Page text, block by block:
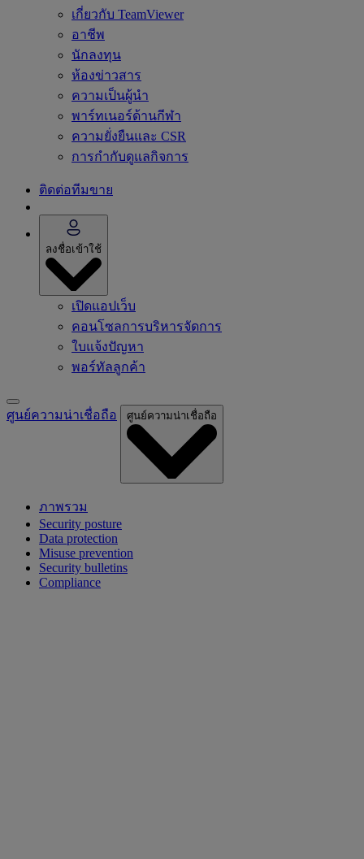
เกี่ยวกับ TeamViewer
อาชีพ
นักลงทุน
ห้องข่าวสาร
ความเป็นผู้นำ
พาร์ทเนอร์ด้านกีฬา
ความยั่งยืนและ CSR
การกำกับดูแลกิจการ
ติดต่อทีมขาย
ลงชื่อเข้าใช้
เปิดแอปเว็บ
คอนโซลการบริหารจัดการ
ใบแจ้งปัญหา
พอร์ทัลลูกค้า
ศูนย์ความน่าเชื่อถือ ศูนย์ความน่าเชื่อถือ
ภาพรวม
Security posture
Data protection
Misuse prevention
Security bulletins
Compliance